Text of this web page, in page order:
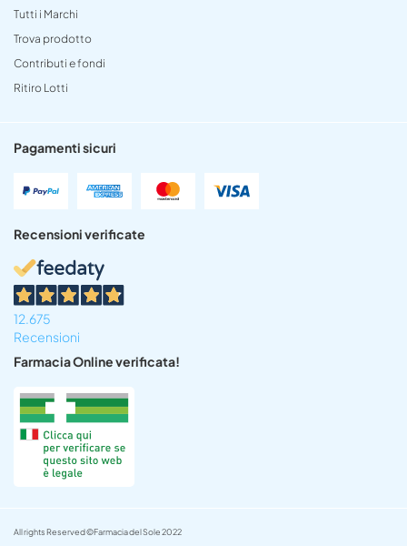
Tutti i Marchi
Trova prodotto
Contributi e fondi
Ritiro Lotti
Pagamenti sicuri
Recensioni verificate
12.675
Recensioni
Farmacia Online verificata!
All rights Reserved ©Farmacia del Sole 2022